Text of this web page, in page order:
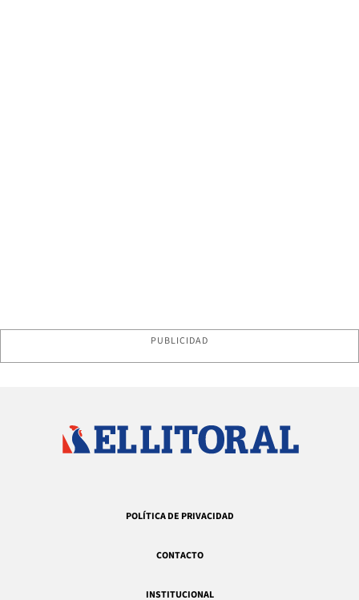
PUBLICIDAD
POLÍTICA DE PRIVACIDAD
CONTACTO
INSTITUCIONAL